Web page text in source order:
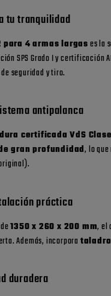
tu tranquilidad
para 4 armas largases la
SPS Grado I y certificación
seguridad y tiro.
antipalanca
certificada VdS
gran profundidad, lo
práctica
1350 x 260 x 200 mm, el
Además, incorpora
duradera